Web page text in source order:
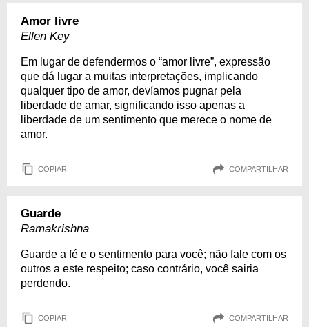
Amor livre
Ellen Key
Em lugar de defendermos o “amor livre”, expressão
que dá lugar a muitas interpretações, implicando
qualquer tipo de amor, devíamos pugnar pela
liberdade de amar, significando isso apenas a
liberdade de um sentimento que merece o nome de
amor.
COPIAR COMPARTILHAR
Guarde
Ramakrishna
Guarde a fé e o sentimento para você; não fale com os
outros a este respeito; caso contrário, você sairia
perdendo.
COPIAR COMPARTILHAR